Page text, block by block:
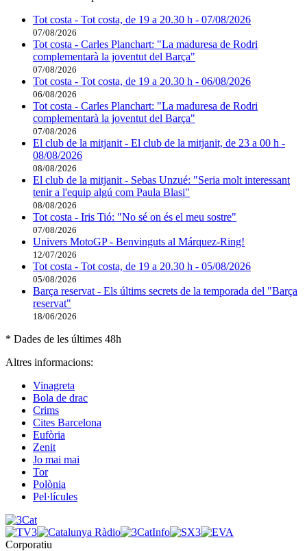
Tot costa - Tot costa, de 19 a 20.30 h - 07/08/2026
07/08/2026
Tot costa - Carles Planchart: "La maduresa de Rodri
complementarà la joventut del Barça"
07/08/2026
Tot costa - Tot costa, de 19 a 20.30 h - 06/08/2026
06/08/2026
Tot costa - Carles Planchart: "La maduresa de Rodri
complementarà la joventut del Barça"
07/08/2026
El club de la mitjanit - El club de la mitjanit, de 23 a 00 h -
08/08/2026
08/08/2026
El club de la mitjanit - Sebas Unzué: "Seria molt interessant
tenir a l'equip algú com Paula Blasi"
08/08/2026
Tot costa - Iris Tió: "No sé on és el meu sostre"
07/08/2026
Univers MotoGP - Benvinguts al Márquez-Ring!
12/07/2026
Tot costa - Tot costa, de 19 a 20.30 h - 05/08/2026
05/08/2026
Barça reservat - Els últims secrets de la temporada del "Barça
reservat"
18/06/2026
* Dades de les últimes 48h
Altres informacions:
Vinagreta
Bola de drac
Crims
Cites Barcelona
Eufòria
Zenit
Jo mai mai
Tor
Polònia
Pel·lícules
Corporatiu